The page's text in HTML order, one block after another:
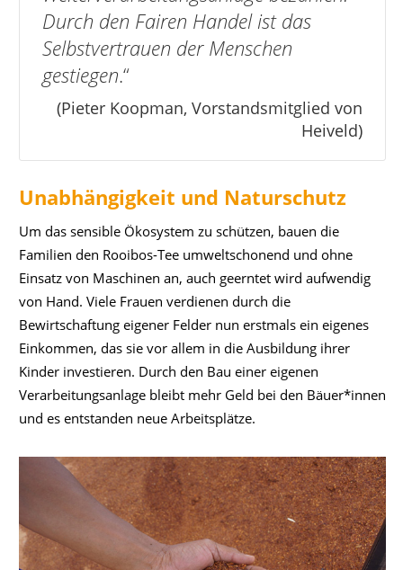
Durch den Fairen Handel ist das
Selbstvertrauen der Menschen
gestiegen.“
(Pieter Koopman, Vorstandsmitglied von
Heiveld)
Unabhängigkeit und Naturschutz
Um das sensible Ökosystem zu schützen, bauen die
Familien den Rooibos-Tee umweltschonend und ohne
Einsatz von Maschinen an, auch geerntet wird aufwendig
von Hand. Viele Frauen verdienen durch die
Bewirtschaftung eigener Felder nun erstmals ein eigenes
Einkommen, das sie vor allem in die Ausbildung ihrer
Kinder investieren. Durch den Bau einer eigenen
Verarbeitungsanlage bleibt mehr Geld bei den Bäuer*innen
und es entstanden neue Arbeitsplätze.